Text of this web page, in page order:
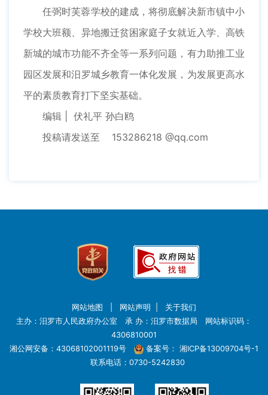
任弼时芙蓉学校的建成，将彻底解决新市镇中小
学校大班额、异地搬迁贫困家庭子女就近入学、高铁
新城的城市功能不齐全等一系列问题，有力助推工业
园区发展和汨罗城乡教育一体化发展，为发展更高水
平的素质教育打下坚实基础。
编辑 | 伏礼平 孙白鸥
投稿请发送至 153286218 @qq.com
网站地图 网站声明
关于我们
主办：汨罗市人民政府办公室 承 办：汨罗市数据局 网站标识码：
4306810001
湘公网安备：43068102001119号
备案号： 湘ICP备13009704号-1
联系电话：0730-5242830